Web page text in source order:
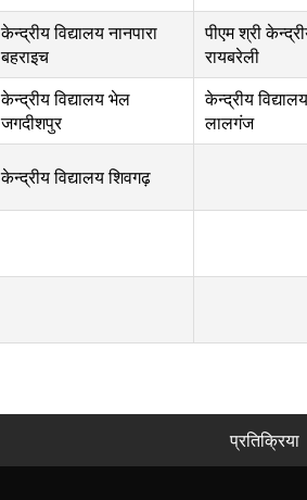
केन्द्रीय विद्यालय नानपारा
बहराइच
पीएम श्री
रायबरेली
केन्द्रीय विद्यालय भेल
जगदीशपुर
केन्द्रीय
लालगंज
केन्द्रीय विद्यालय शिवगढ़
प्रतिक्रिया